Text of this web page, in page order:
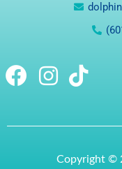
Copyright ©